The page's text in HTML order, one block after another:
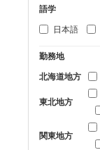
語学
日本語
勤務地
北海道地方
東北地方
関東地方